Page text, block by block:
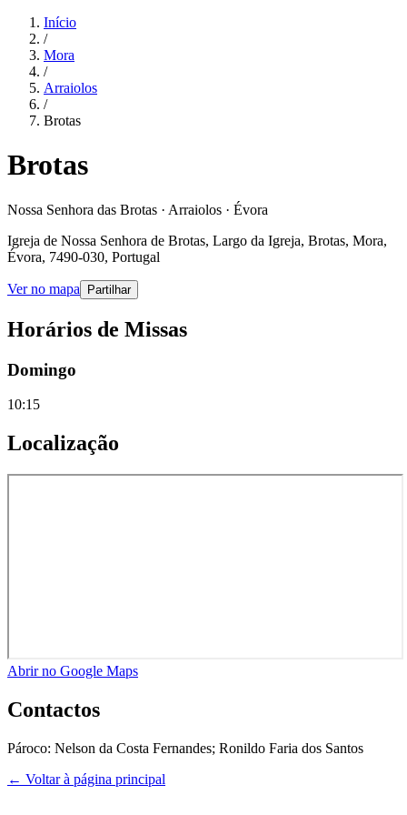
Início
/
Mora
/
Arraiolos
/
Brotas
Brotas
Nossa Senhora das Brotas · Arraiolos · Évora
Igreja de Nossa Senhora de Brotas, Largo da Igreja, Brotas, Mora,
Évora, 7490-030, Portugal
Ver no mapa Partilhar
Horários de Missas
Domingo
10:15
Localização
Abrir no Google Maps
Contactos
Pároco: Nelson da Costa Fernandes; Ronildo Faria dos Santos
← Voltar à página principal